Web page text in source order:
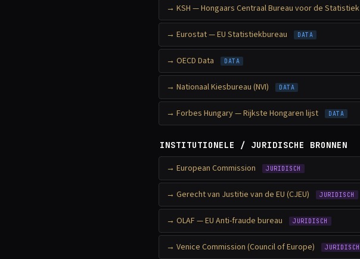
KSH — Hongaars Centraal Bureau voor de Statistiek
Eurostat — EU Statistiekbureau DATA
OECD Data DATA
Nationaal Kiesbureau (NVI) DATA
Forbes Hungary — Rijkste Hongaren lijst DATA
INSTITUTIONELE / JURIDISCHE BRONNEN
European Commission JURIDISCH
Gerecht van Justitie van de EU (CJEU) JURIDISCH
OLAF — EU Anti-fraude bureau JURIDISCH
Venice Commission (Council of Europe) JURIDISCH